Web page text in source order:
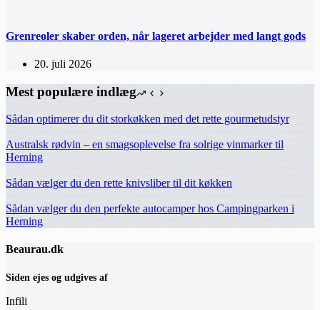
Grenreoler skaber orden, når lageret arbejder med langt gods
20. juli 2026
Mest populære indlæg
Sådan optimerer du dit storkøkken med det rette gourmetudstyr
Australsk rødvin – en smagsoplevelse fra solrige vinmarker til
Herning
Sådan vælger du den rette knivsliber til dit køkken
Sådan vælger du den perfekte autocamper hos Campingparken i
Herning
Beaurau.dk
Siden ejes og udgives af
Infili